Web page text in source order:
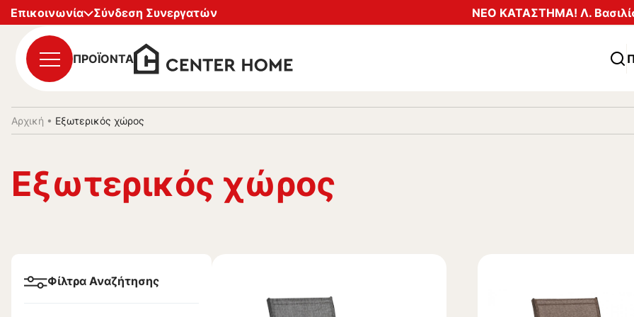
Επικοινωνία
Σύνδεση Συνεργατών ΝΕΟ ΚΑΤΑΣΤΗΜΑ! Λ.
ΠΡΟΪΟΝΤΑ
Αρχική • Εξωτερικός χώρος
Εξωτερικός χώρος
Φίλτρα Αναζήτησης